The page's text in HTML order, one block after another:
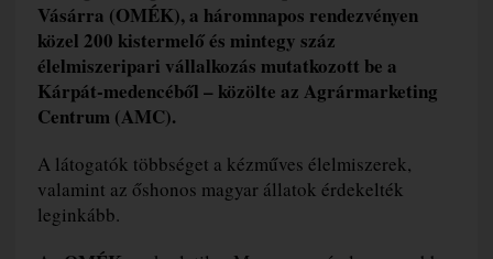
Vásárra (OMÉK), a háromnapos rendezvényen
közel 200 kistermelő és mintegy száz
élelmiszeripari vállalkozás mutatkozott be a
Kárpát-medencéből – közölte az Agrármarketing
Centrum (AMC).
A látogatók többséget a kézműves élelmiszerek,
valamint az őshonos magyar állatok érdekelték
leginkább.